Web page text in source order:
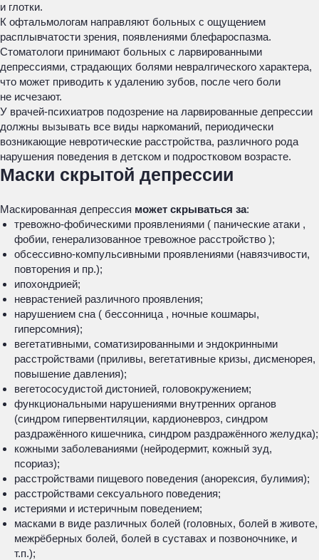
и глотки.
К офтальмологам направляют больных с ощущением
расплывчатости зрения, появлениями блефароспазма.
Стоматологи принимают больных с ларвированными
депрессиями, страдающих болями невралгического характера,
что может приводить к удалению зубов, после чего боли
не исчезают.
У врачей-психиатров подозрение на ларвированные депрессии
должны вызывать все виды наркоманий, периодически
возникающие невротические расстройства, различного рода
нарушения поведения в детском и подростковом возрасте.
Маски скрытой депрессии
Маскированная депрессия может скрываться за:
тревожно-фобическими проявлениями ( панические атаки ,
фобии, генерализованное тревожное расстройство );
обсессивно-компульсивными проявлениями (навязчивости,
повторения и пр.);
ипохондрией;
неврастенией различного проявления;
нарушением сна ( бессонница , ночные кошмары,
гиперсомния);
вегетативными, соматизированными и эндокринными
расстройствами (приливы, вегетативные кризы, дисменорея,
повышение давления);
вегетососудистой дистонией, головокружением;
функциональными нарушениями внутренних органов
(синдром гипервентиляции, кардионевроз, синдром
раздражённого кишечника, синдром раздражённого желудка);
кожными заболеваниями (нейродермит, кожный зуд,
псориаз);
расстройствами пищевого поведения (анорексия, булимия);
расстройствами сексуального поведения;
истериями и истеричным поведением;
масками в виде различных болей (головных, болей в животе,
межрёберных болей, болей в суставах и позвоночнике, и
т.п.);